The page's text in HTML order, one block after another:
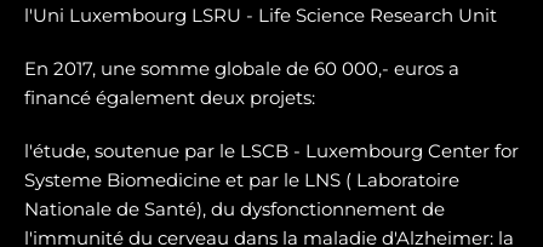
l'Uni Luxembourg LSRU - Life Science Research Unit
En 2017, une somme globale de 60 000,- euros a
financé également deux projets:
l'étude, soutenue par le LSCB - Luxembourg Center for
Systeme Biomedicine et par le LNS ( Laboratoire
Nationale de Santé), du dysfonctionnement de
l'immunité du cerveau dans la maladie d'Alzheimer: la